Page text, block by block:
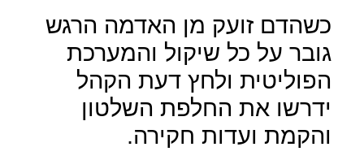
כשהדם זועק מן האדמה הרגש
גובר על כל שיקול והמערכת
הפוליטית ולחץ דעת הקהל
ידרשו את החלפת השלטון
והקמת ועדות חקירה.